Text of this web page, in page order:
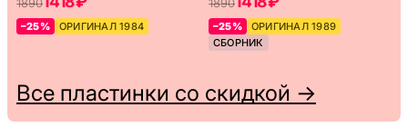
1890
–25% ОРИГИНАЛ 1984
1890
–25%
ОРИГИНАЛ 1989
СБОРНИК
Все пластинки со скидкой →